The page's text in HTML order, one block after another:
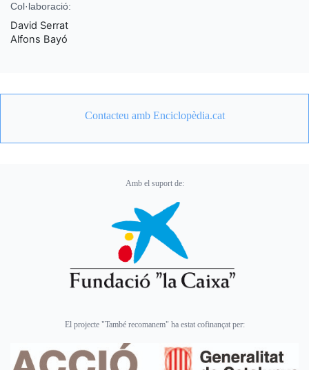
Col·laboració:
David Serrat
Alfons Bayó
Contacteu amb Enciclopèdia.cat
Amb el suport de:
El projecte "També recomanem" ha estat cofinançat per: